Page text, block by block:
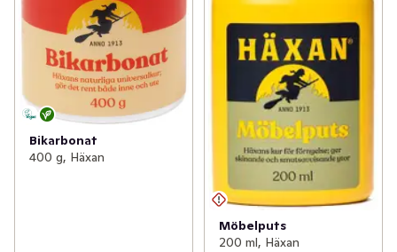
Bikarbonat
400 g, Häxan
Möbelputs
200 ml, Häxan